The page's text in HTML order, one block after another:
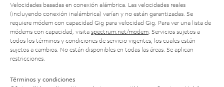
Velocidades basadas en conexión alámbrica. Las velocidades reales
(incluyendo conexión inalámbrica) varían y no están garantizadas. Se
requiere módem con capacidad Gig para velocidad Gig. Para ver una lista de
módems con capacidad, visita spectrum.net/modem . Servicios sujetos a
todos los términos y condiciones de servicio vigentes, los cuales están
sujetos a cambios. No están disponibles en todas las áreas. Se aplican
restricciones.
Términos y condiciones